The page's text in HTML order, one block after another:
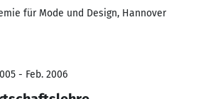
für Mode und Design, Hannover
- Feb. 2006